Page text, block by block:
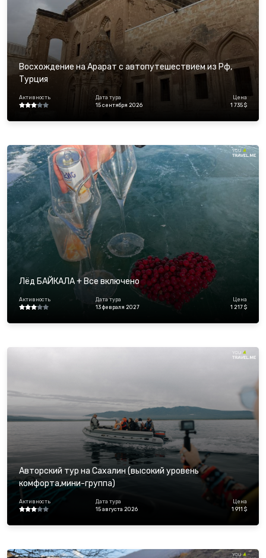
Восхождение на Арарат с автопутешествием из Рф,
Турция
Активность
Дата тура
15 сентября 2026
Цена
1 735 $
Лёд БАЙКАЛА + Все включено
Активность
Дата тура
13 февраля 2027
Цена
1 217 $
Авторский тур на Сахалин (высокий уровень
комфорта,мини-группа)
Активность
Дата тура
15 августа 2026
Цена
1 911 $